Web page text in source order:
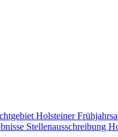
Holsteiner
Stellenausschreibung